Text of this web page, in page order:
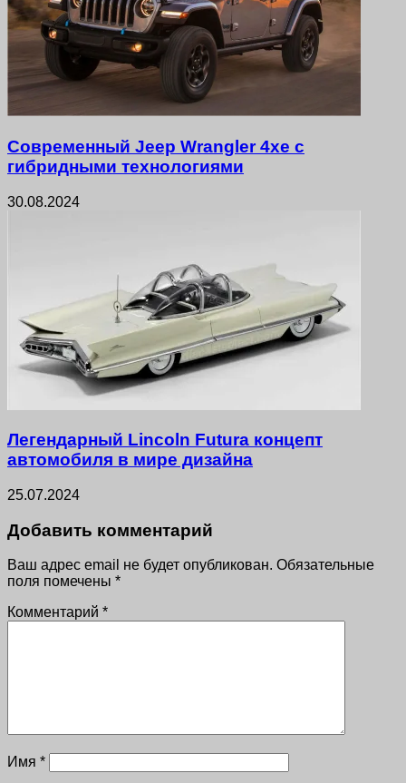
Современный Jeep Wrangler 4xe с
гибридными технологиями
30.08.2024
Легендарный Lincoln Futura концепт
автомобиля в мире дизайна
25.07.2024
Добавить комментарий
Ваш адрес email не будет опубликован. Обязательные
поля помечены *
Комментарий *
Имя *